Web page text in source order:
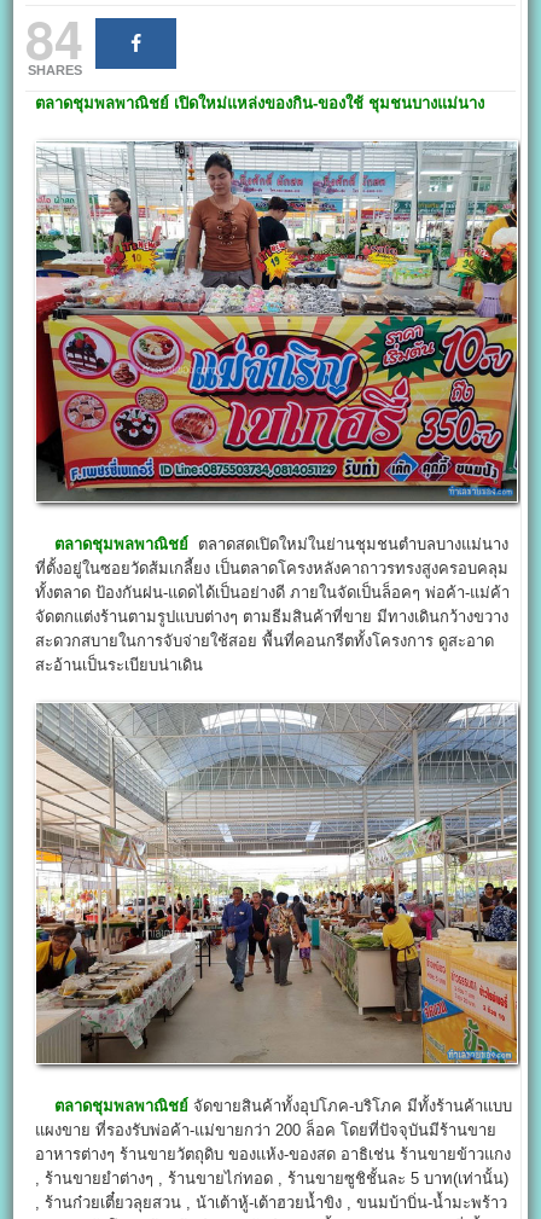
84
SHARES
ตลาดชุมพลพาณิชย์ เปิดใหม่แหล่งของกิน-ของใช้ ชุมชนบางแม่นาง
ตลาดชุมพลพาณิชย์ ตลาดสดเปิดใหม่ในย่านชุมชนตำบลบางแม่นาง
ที่ตั้งอยู่ในซอยวัดส้มเกลี้ยง เป็นตลาดโครงหลังคาถาวรทรงสูงครอบคลุม
ทั้งตลาด ป้องกันฝน-แดดได้เป็นอย่างดี ภายในจัดเป็นล็อคๆ พ่อค้า-แม่ค้า
จัดตกแต่งร้านตามรูปแบบต่างๆ ตามธีมสินค้าที่ขาย มีทางเดินกว้างขวาง
สะดวกสบายในการจับจ่ายใช้สอย พื้นที่คอนกรีตทั้งโครงการ ดูสะอาด
สะอ้านเป็นระเบียบน่าเดิน
ตลาดชุมพลพาณิชย์ จัดขายสินค้าทั้งอุปโภค-บริโภค มีทั้งร้านค้าแบบ
แผงขาย ที่รองรับพ่อค้า-แม่ขายกว่า 200 ล็อค โดยที่ปัจจุบันมีร้านขาย
อาหารต่างๆ ร้านขายวัตถุดิบ ของแห้ง-ของสด อาธิเช่น ร้านขายข้าวแกง
, ร้านขายยำต่างๆ , ร้านขายไก่ทอด , ร้านขายซูชิชั้นละ 5 บาท(เท่านั้น)
, ร้านก๋วยเตี๋ยวลุยสวน , น้าเต้าหู้-เต้าฮวยน้ำขิง , ขนมบ้าบิ่น-น้ำมะพร้าว